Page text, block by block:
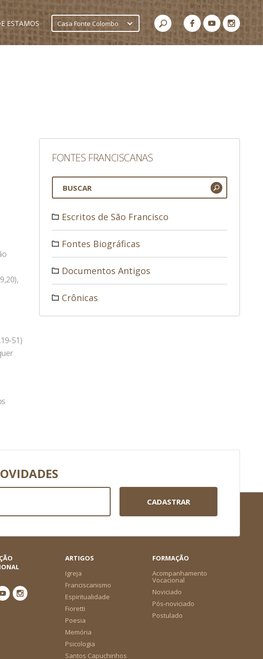
ESTAMOS Casa Fonte Colombo
51)
FONTES FRANCISCANAS
Escritos de São Francisco
Fontes Biográficas
Documentos Antigos
Crônicas
CADASTRAR
ARTIGOS
Igreja
Franciscanismo
Espiritualidade
Fioretti
Poesia
Memória
Psicologia
Santos Capuchinhos
FORMAÇÃO
Acompanhamento
Vocacional
Noviciado
Pós-noviciado
Postulado